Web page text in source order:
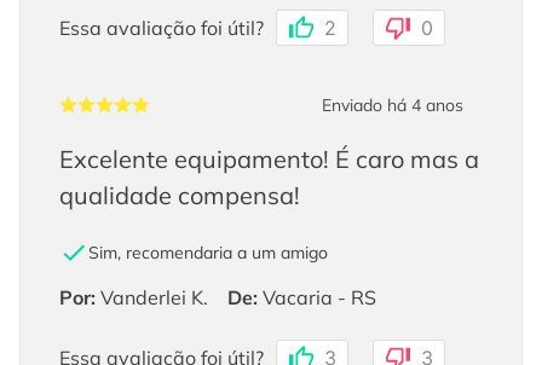
Essa avaliação foi útil? 2 0
Enviado há 4 anos
Excelente equipamento! É caro mas a
qualidade compensa!
Sim, recomendaria a um amigo
Por: Vanderlei K. De: Vacaria - RS
Essa avaliação foi útil? 3 3